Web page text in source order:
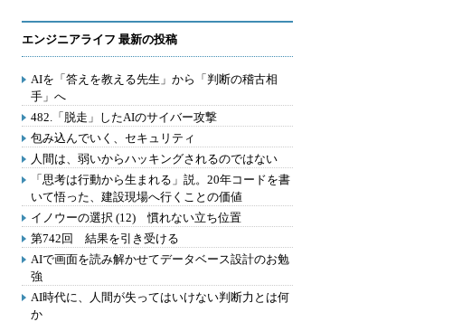
エンジニアライフ 最新の投稿
AIを「答えを教える先生」から「判断の稽古相
手」へ
482.「脱走」したAIのサイバー攻撃
包み込んでいく、セキュリティ
人間は、弱いからハッキングされるのではない
「思考は行動から生まれる」説。20年コードを書
いて悟った、建設現場へ行くことの価値
イノウーの選択 (12) 慣れない立ち位置
第742回 結果を引き受ける
AIで画面を読み解かせてデータベース設計のお勉
強
AI時代に、人間が失ってはいけない判断力とは何
か